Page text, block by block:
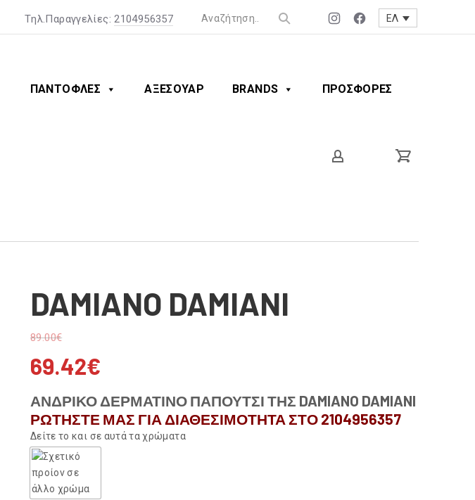
Tηλ.Παραγγελίες:2104956357
Νέο
Νέο
ΕΛ
ΠΑΝΤΟΦΛΕΣ ΑΞΕΣΟΥΑΡ BRANDS ΠΡΟΣΦΟΡΕΣ
DAMIANO DAMIANI
89.00€
69.42€
ΑΝΔΡΙΚΟ ΔΕΡΜΑΤΙΝΟ ΠΑΠΟΥΤΣΙ ΤΗΣ DAMIANO DAMIANI
ΡΩΤΗΣΤΕ ΜΑΣ ΓΙΑ ΔΙΑΘΕΣΙΜΟΤΗΤΑ ΣΤΟ 2104956357
Δείτε το και σε αυτά τα χρώματα